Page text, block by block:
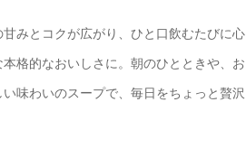
みとコクが広がり、ひと口飲むたびに心
格的なおいしさに。朝のひとときや、お
味わいのスープで、毎日をちょっと贅沢